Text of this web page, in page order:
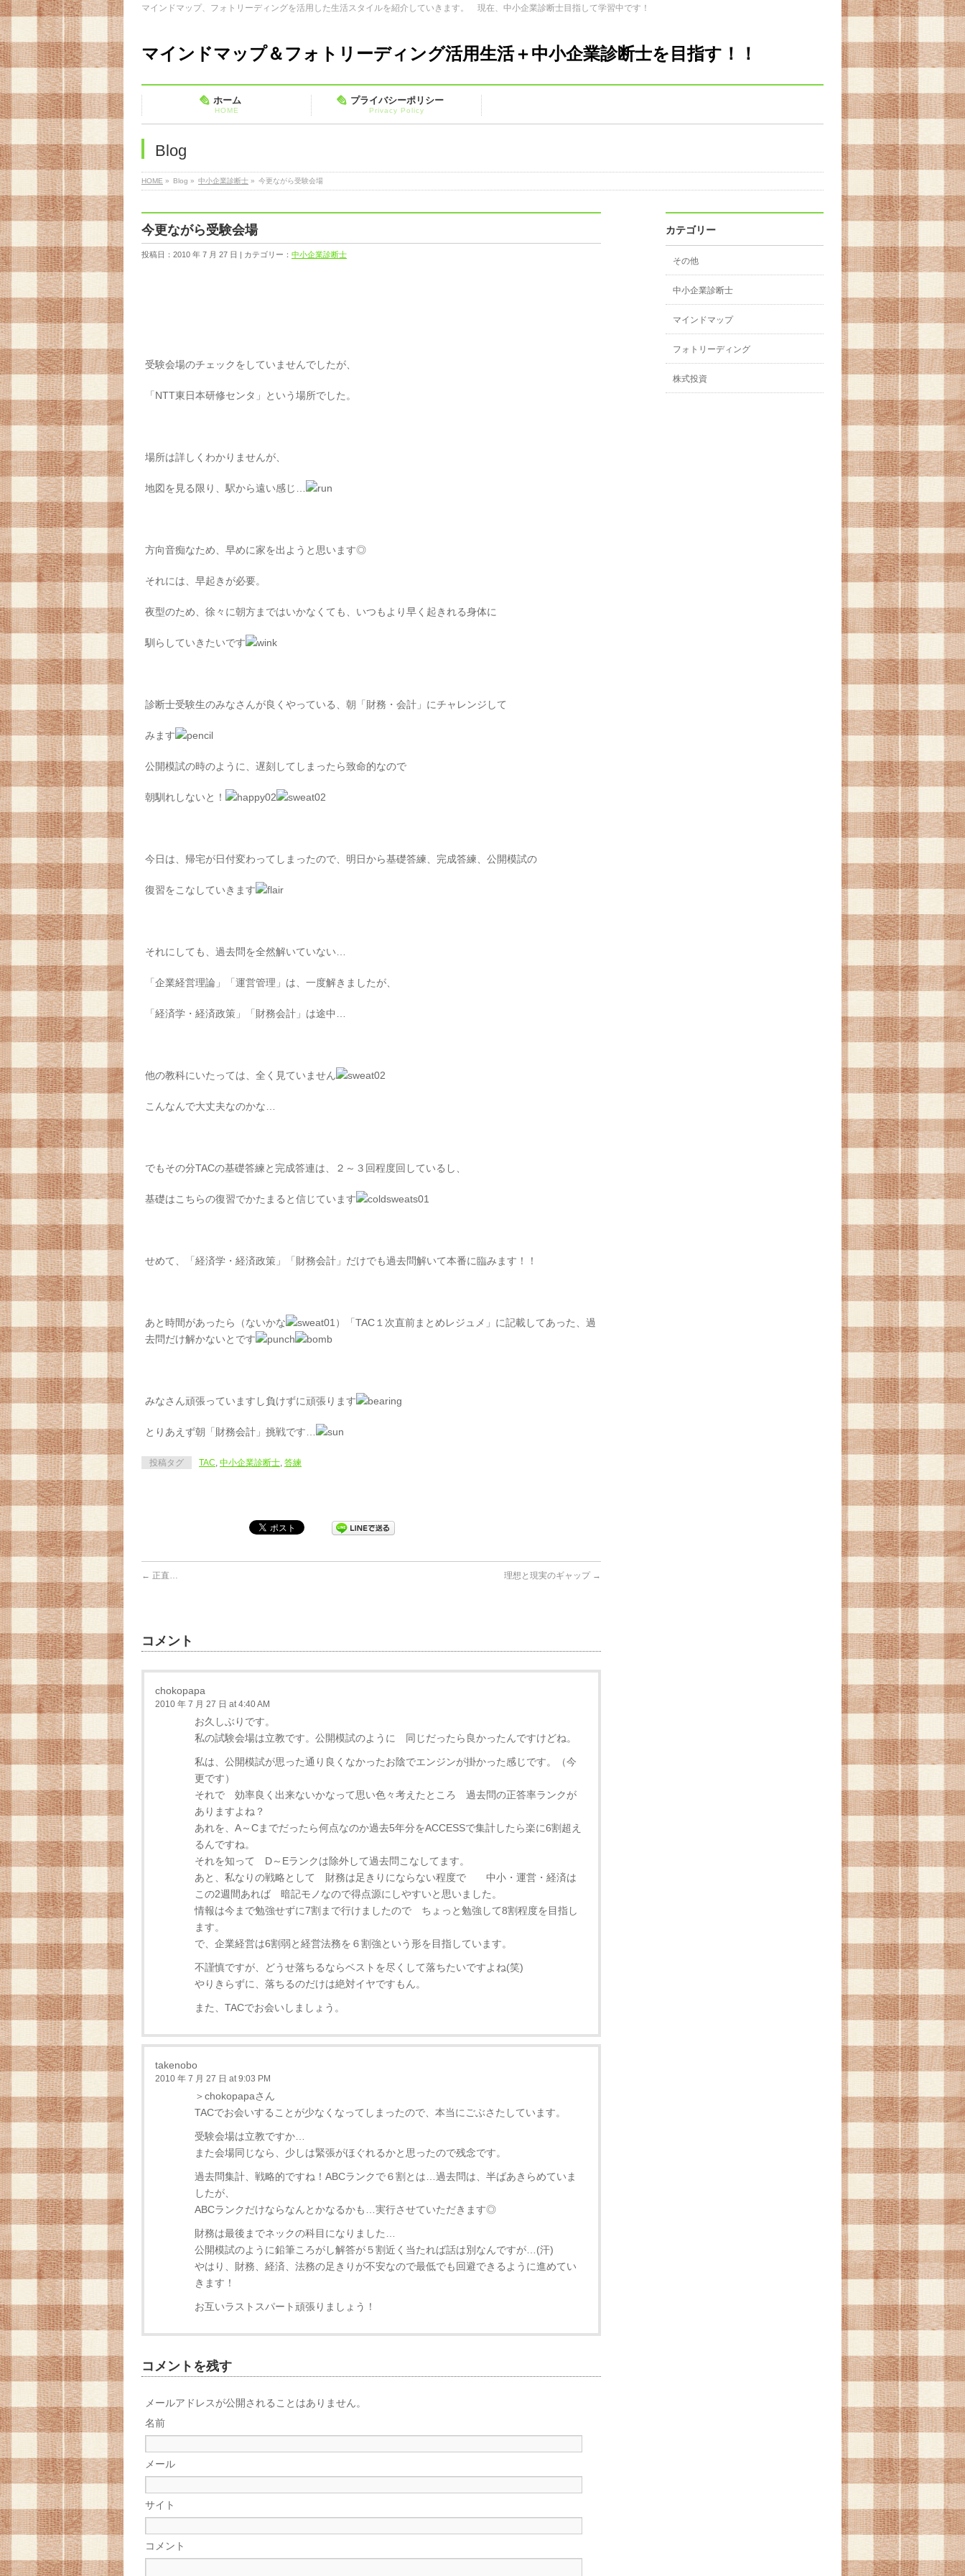
マインドマップ、フォトリーディングを活用した生活スタイルを紹介していきます。 現在、中小企業診断士目指して学習中です！
マインドマップ＆フォトリーディング活用生活＋中小企業診断士を目指す！！
ホーム
HOME
プライバシーポリシー
Privacy Policy
Blog
HOME » Blog » 中小企業診断士 » 今更ながら受験会場
今更ながら受験会場
投稿日：2010 年 7 月 27 日 | カテゴリー： 中小企業診断士
受験会場のチェックをしていませんでしたが、
「NTT東日本研修センタ」という場所でした。
場所は詳しくわかりませんが、
地図を見る限り、駅から遠い感じ…
方向音痴なため、早めに家を出ようと思います◎
それには、早起きが必要。
夜型のため、徐々に朝方まではいかなくても、いつもより早く起きれる身体に
馴らしていきたいです
診断士受験生のみなさんが良くやっている、朝「財務・会計」にチャレンジして
みます
公開模試の時のように、遅刻してしまったら致命的なので
朝馴れしないと！
今日は、帰宅が日付変わってしまったので、明日から基礎答練、完成答練、公開模試の
復習をこなしていきます
それにしても、過去問を全然解いていない…
「企業経営理論」「運営管理」は、一度解きましたが、
「経済学・経済政策」「財務会計」は途中…
他の教科にいたっては、全く見ていません
こんなんで大丈夫なのかな…
でもその分TACの基礎答練と完成答連は、２～３回程度回しているし、
基礎はこちらの復習でかたまると信じています
せめて、「経済学・経済政策」「財務会計」だけでも過去問解いて本番に臨みます！！
あと時間があったら（ないかな
）「TAC１次直前まとめレジュメ」に記載してあった、過
去問だけ解かないとです
みなさん頑張っていますし負けずに頑張ります
とりあえず朝「財務会計」挑戦です…
投稿タグ TAC, 中小企業診断士, 答練
← 正直… 理想と現実のギャップ →
コメント
chokopapa
2010 年 7 月 27 日 at 4:40 AM
お久しぶりです。
私の試験会場は立教です。公開模試のように 同じだったら良かったんですけどね。
私は、公開模試が思った通り良くなかったお陰でエンジンが掛かった感じです。（今
更です）
それで 効率良く出来ないかなって思い色々考えたところ 過去問の正答率ランクが
ありますよね？
あれを、A～Cまでだったら何点なのか過去5年分をACCESSで集計したら楽に6割超え
るんですね。
それを知って D～Eランクは除外して過去問こなしてます。
あと、私なりの戦略として 財務は足きりにならない程度で 中小・運営・経済は
この2週間あれば 暗記モノなので得点源にしやすいと思いました。
情報は今まで勉強せずに7割まで行けましたので ちょっと勉強して8割程度を目指し
ます。
で、企業経営は6割弱と経営法務を６割強という形を目指しています。
不謹慎ですが、どうせ落ちるならベストを尽くして落ちたいですよね(笑)
やりきらずに、落ちるのだけは絶対イヤですもん。
また、TACでお会いしましょう。
takenobo
2010 年 7 月 27 日 at 9:03 PM
＞chokopapaさん
TACでお会いすることが少なくなってしまったので、本当にごぶさたしています。
受験会場は立教ですか…
また会場同じなら、少しは緊張がほぐれるかと思ったので残念です。
過去問集計、戦略的ですね！ABCランクで６割とは…過去問は、半ばあきらめていま
したが、
ABCランクだけならなんとかなるかも…実行させていただきます◎
財務は最後までネックの科目になりました…
公開模試のように鉛筆ころがし解答が５割近く当たれば話は別なんですが…(汗)
やはり、財務、経済、法務の足きりが不安なので最低でも回避できるように進めてい
きます！
お互いラストスパート頑張りましょう！
コメントを残す
メールアドレスが公開されることはありません。
名前
メール
サイト
コメント
カテゴリー
その他
中小企業診断士
マインドマップ
フォトリーディング
株式投資